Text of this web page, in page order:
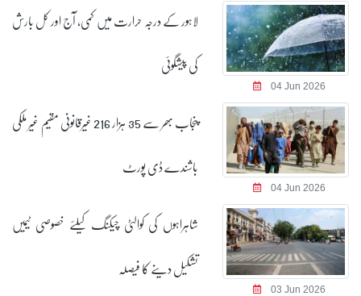
04 Jun 2026
لاہور کے درجہ حرارت میں کمی، آج اور کل بارش
کی پیشگوئی
04 Jun 2026
پنجاب بھر سے 35 ہزار 216 غیرقانونی مقیم غیر ملکی
باشندے ڈی پورٹ
03 Jun 2026
شاہراہوں کی کوالٹی چیکنگ کیلئے خصوصی ٹیمیں
تشکیل دینے کا فیصلہ